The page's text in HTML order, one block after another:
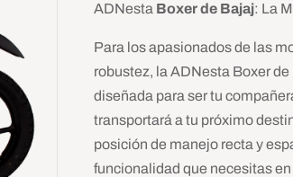
ADNesta Boxer de Bajaj: La
Para los apasionados de las
robustez, la ADNesta Boxer
diseñada para ser tu
transportará a tu próximo
posición de manejo recta y
funcionalidad que necesitas